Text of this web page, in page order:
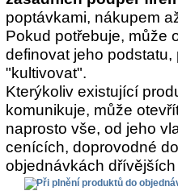
poptávkami, nákupem
Pokud potřebuje, může
definovat jeho
"kultivovat".
Kterýkoliv existující
komunikuje, může
naprosto vše, od jeho
cenících, doprovodné
objednávkách